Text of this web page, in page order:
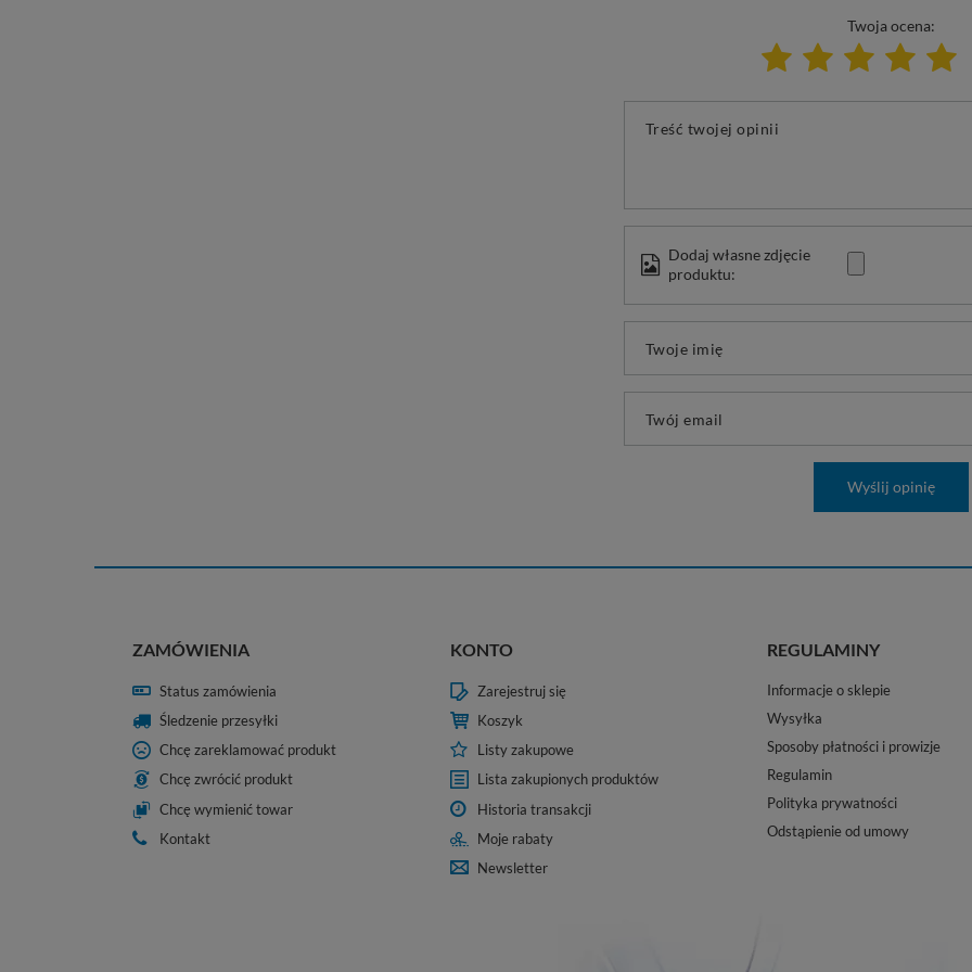
Twoja ocena:
Treść twojej opinii
Dodaj własne zdjęcie
produktu:
Twoje imię
Twój email
Wyślij opinię
ZAMÓWIENIA
Status zamówienia
Śledzenie przesyłki
Chcę zareklamować produkt
Chcę zwrócić produkt
Chcę wymienić towar
Kontakt
KONTO
Zarejestruj się
Koszyk
Listy zakupowe
Lista zakupionych produktów
Historia transakcji
Moje rabaty
Newsletter
REGULAMINY
Informacje o sklepie
Wysyłka
Sposoby płatności i prowizje
Regulamin
Polityka prywatności
Odstąpienie od umowy